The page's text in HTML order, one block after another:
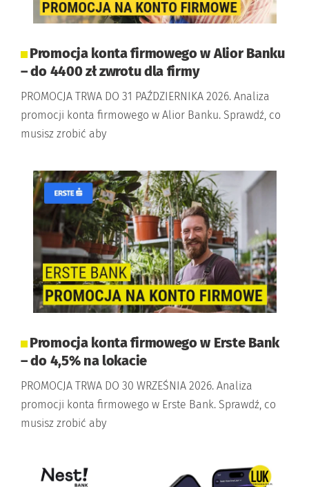
Promocja konta firmowego w Alior Banku
– do 4400 zł zwrotu dla firmy
PROMOCJA TRWA DO 31 PAŹDZIERNIKA 2026. Analiza
promocji konta firmowego w Alior Banku. Sprawdź, co
musisz zrobić aby
Promocja konta firmowego w Erste Bank
– do 4,5% na lokacie
PROMOCJA TRWA DO 30 WRZEŚNIA 2026. Analiza
promocji konta firmowego w Erste Bank. Sprawdź, co
musisz zrobić aby